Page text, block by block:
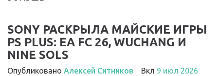
SONY РАСКРЫЛА МАЙСКИЕ ИГРЫ
PS PLUS: EA FC 26, WUCHANG И
NINE SOLS
Опубликовано Алексей Ситников Вкл 9 июл 2026